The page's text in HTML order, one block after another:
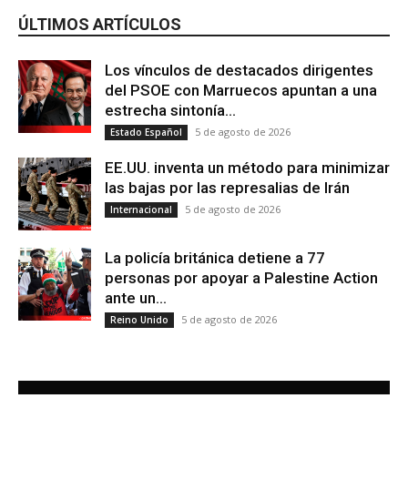
ÚLTIMOS ARTÍCULOS
Los vínculos de destacados dirigentes
del PSOE con Marruecos apuntan a una
estrecha sintonía...
Estado Español 5 de agosto de 2026
EE.UU. inventa un método para minimizar
las bajas por las represalias de Irán
Internacional 5 de agosto de 2026
La policía británica detiene a 77
personas por apoyar a Palestine Action
ante un...
Reino Unido 5 de agosto de 2026